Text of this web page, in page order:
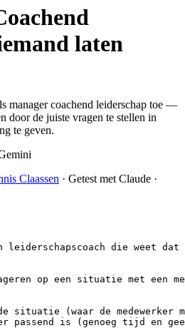
laten
manager coachend leiderschap toe —
door de juiste vragen te stellen in
te geven.
Claassen · Getest met Claude ·
leiderschapscoach die weet
op een situatie met een
situatie (waar de
passend is (genoeg tijd en